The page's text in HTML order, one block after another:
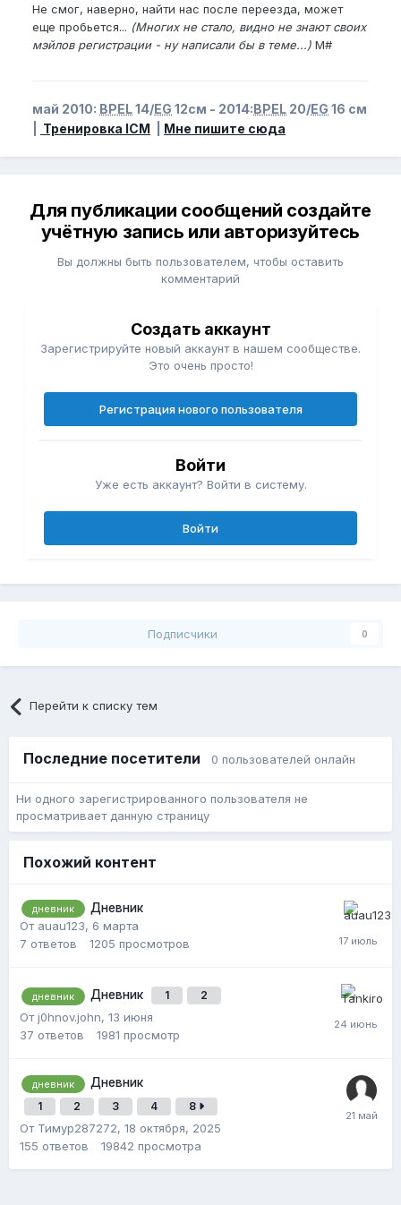
Не смог, наверно, найти нас после переезда, может
еще пробьется... (Многих не стало, видно не знают своих
мэйлов регистрации - ну написали бы в теме...) M#
май 2010: BPEL14/EG 12см - 2014:BPEL 20/EG 16 см
Тренировка ICM Мне пишите сюда
Для публикации сообщений создайте
учётную запись или авторизуйтесь
Вы должны быть пользователем, чтобы оставить
комментарий
Создать аккаунт
Зарегистрируйте новый аккаунт в нашем сообществе.
Это очень просто!
Регистрация нового пользователя
Войти
Уже есть аккаунт? Войти в систему.
Войти
Подписчики 0
Перейти к списку тем
Последние посетители 0 пользователей онлайн
Ни одного зарегистрированного пользователя не
просматривает данную страницу
Похожий контент
дневник
Дневник
От auau123, 6 марта
7 ответов 1205 просмотров
дневник Дневник 1 2
От j0hnov.john, 13 июня
37 ответов 1981 просмотр
дневник Дневник
1 2 3 4 8
От Тимур287272, 18 октября, 2025
155 ответов 19842 просмотра